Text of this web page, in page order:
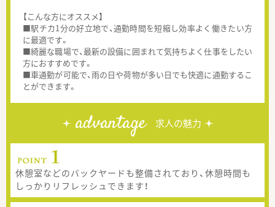
【こんな方にオススメ】
■駅チカ1分の好立地で、通勤時間を短縮し効率よく働きたい方
に最適です。
■綺麗な職場で、最新の設備に囲まれて気持ちよく仕事をしたい
方におすすめです。
■車通勤が可能で、雨の日や荷物が多い日でも快適に通勤するこ
とができます。
advantage 求人の魅力
休憩室などのバックヤードも整備されており、休憩時間も
しっかりリフレッシュできます！